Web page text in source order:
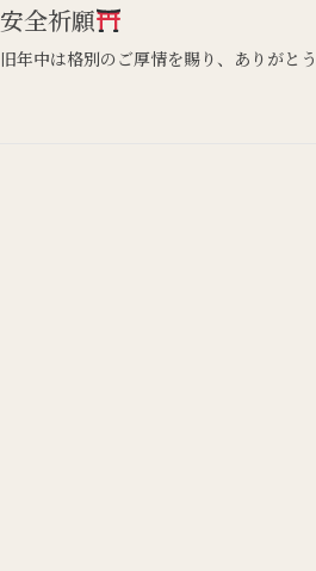
安全祈願
旧年中は格別のご厚情を賜り、ありがと